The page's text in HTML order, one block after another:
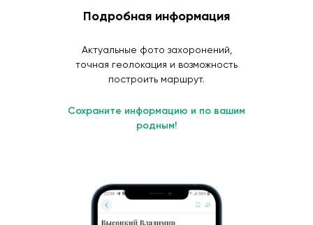
Подробная информация
Актуальные фото захоронений,
точная геолокация и возможность
построить маршрут.
Сохраните информацию и по вашим
родным!